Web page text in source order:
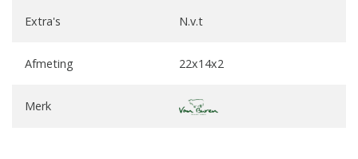
Extra's N.v.t
Afmeting 22x14x2
Merk